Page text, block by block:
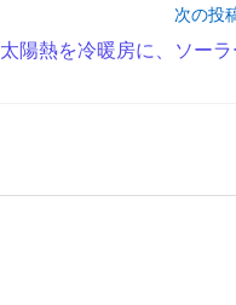
次の投
太陽熱を冷暖房に、ソー